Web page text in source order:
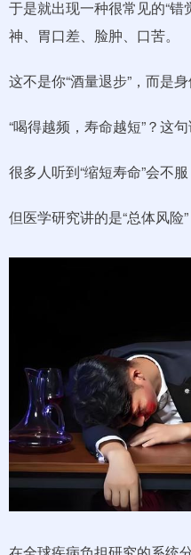
于是就出现一种很常见的“
神、胃口差、脸肿、口苦。
这不是你“酒量退步”，而是
“喝得越频，寿命越短”？这
很多人听到“缩短寿命”会不
但医学研究讲的是“总体风险